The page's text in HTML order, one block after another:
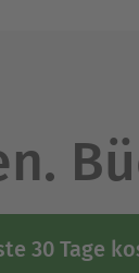
30 Tage